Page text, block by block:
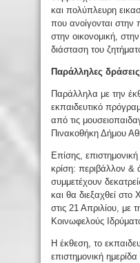
και πολύπλευρη
που ανοίγονται στην
στην οικονομική,
διάσταση του
Παράλληλες δράσεις
Παράλληλα με την
εκπαιδευτικό
από τις
Πινακοθήκη Δήμου
Επίσης, επιστημονική
κρίση: περιβάλλον &
συμμετέχουν
και θα διεξαχθεί στο
στις 21 Απριλίου, με
Κοινωφελούς
Η έκθεση, το
επιστημονική